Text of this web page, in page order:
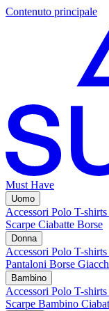
Contenuto principale
Must Have
Uomo
Accessori Polo T-shirts
Scarpe Ciabatte Borse
Donna
Accessori Polo T-shirts
Pantaloni Borse
Bambino
Accessori Polo T-shirts
Scarpe Bambino